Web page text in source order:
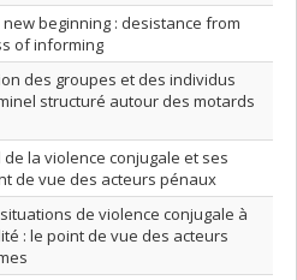
beginning : desistance from
of informing
des groupes et des individus
structuré autour des motards
la violence conjugale et ses
de vue des acteurs pénaux
de violence conjugale à
: le point de vue des acteurs